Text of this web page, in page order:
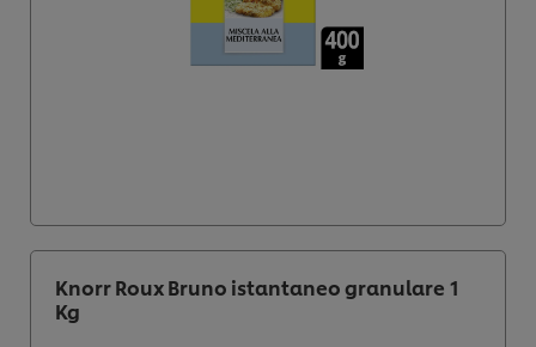
Knorr Roux Bruno istantaneo granulare 1
Kg